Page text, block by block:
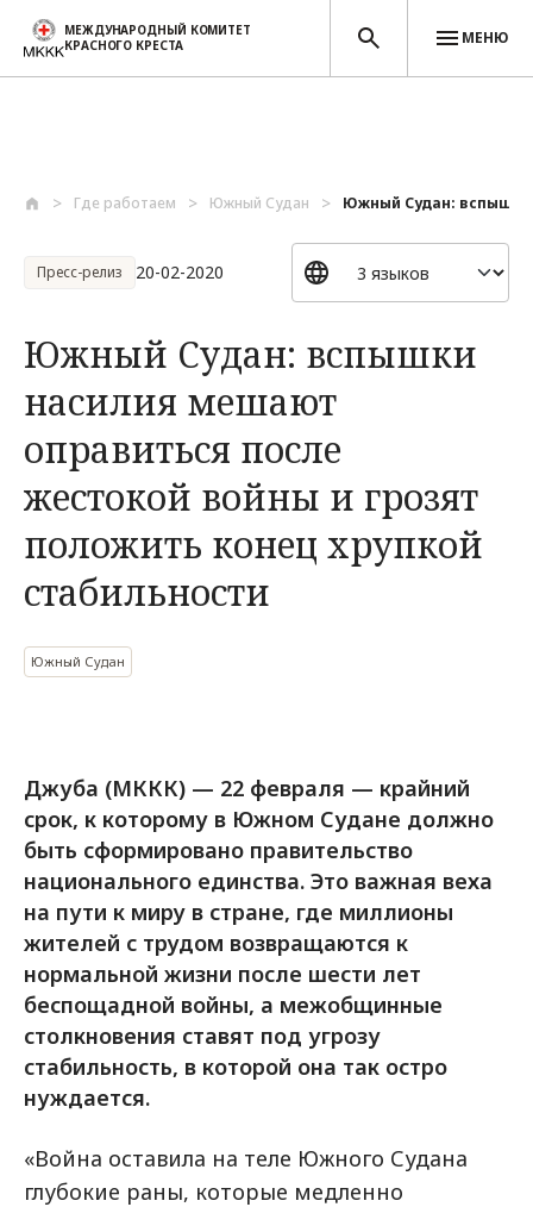
МЕЖДУНАРОДНЫЙ КОМИТЕТ
КРАСНОГО КРЕСТА
МЕНЮ
Где работаем Южный Судан Южный Судан:
Пресс-релиз 20-02-2020
Южный Судан: вспышки
насилия мешают
оправиться после
жестокой войны и грозят
положить конец хрупкой
стабильности
Южный Судан
Джуба (МККК) — 22 февраля — крайний
срок, к которому в Южном Судане должно
быть сформировано правительство
национального единства. Это важная веха
на пути к миру в стране, где миллионы
жителей с трудом возвращаются к
нормальной жизни после шести лет
беспощадной войны, а межобщинные
столкновения ставят под угрозу
стабильность, в которой она так остро
нуждается.
«Война оставила на теле Южного Судана
глубокие раны, которые медленно